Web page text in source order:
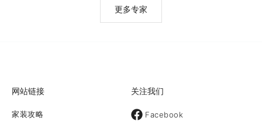
更多专家
网站链接
家装攻略
关注我们
Facebook